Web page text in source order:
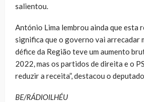
salientou.
António Lima lembrou ainda que esta
significa que o governo vai arrecadar
défice da Região teve um aumento
2022, mas os partidos de direita e o
reduzir a receita”, destacou o
BE/RÁDIOILHÉU